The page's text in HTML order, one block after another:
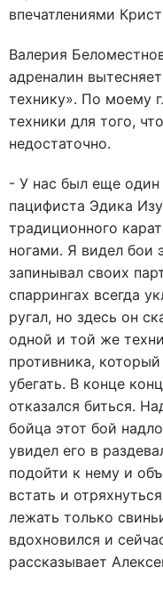
впечатлениями
Валерия
адреналин
технику». По моему
техники для того,
недостаточно.
- У нас был еще один
пацифиста Эдика
традиционного
ногами. Я видел бои
запинывал своих
спаррингах всегда
ругал, но здесь он
одной и той же
противника,
убегать. В конце
отказался биться.
бойца этот бой
увидел его в
подойти к нему и
встать и
лежать только
вдохновился и
рассказывает